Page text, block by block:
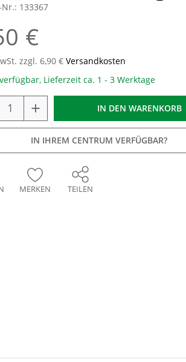
133367
€
zzgl. 6,90 € Versandkosten
Lieferzeit ca. 1 - 3 Werktage
+ IN DEN WARENKORB
IN IHREM CENTRUM VERFÜGBAR?
MERKEN TEILEN